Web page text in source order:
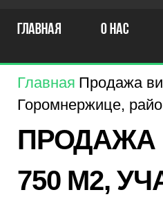
ГЛАВНАЯ О НАС
Главная Продажа
Горомнержице,
750 М2,